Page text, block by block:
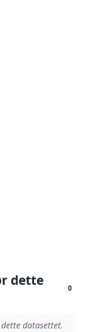
dette
0
datasettet.